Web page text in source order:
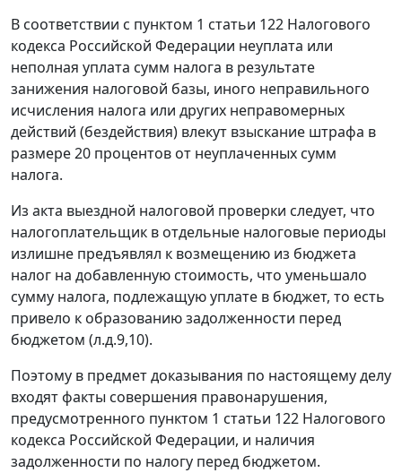
В соответствии с пунктом 1 статьи 122 Налогового
кодекса Российской Федерации неуплата или
неполная уплата сумм налога в результате
занижения налоговой базы, иного неправильного
исчисления налога или других неправомерных
действий (бездействия) влекут взыскание штрафа в
размере 20 процентов от неуплаченных сумм
налога.
Из акта выездной налоговой проверки следует, что
налогоплательщик в отдельные налоговые периоды
излишне предъявлял к возмещению из бюджета
налог на добавленную стоимость, что уменьшало
сумму налога, подлежащую уплате в бюджет, то есть
привело к образованию задолженности перед
бюджетом (л.д.9,10).
Поэтому в предмет доказывания по настоящему делу
входят факты совершения правонарушения,
предусмотренного пунктом 1 статьи 122 Налогового
кодекса Российской Федерации, и наличия
задолженности по налогу перед бюджетом.